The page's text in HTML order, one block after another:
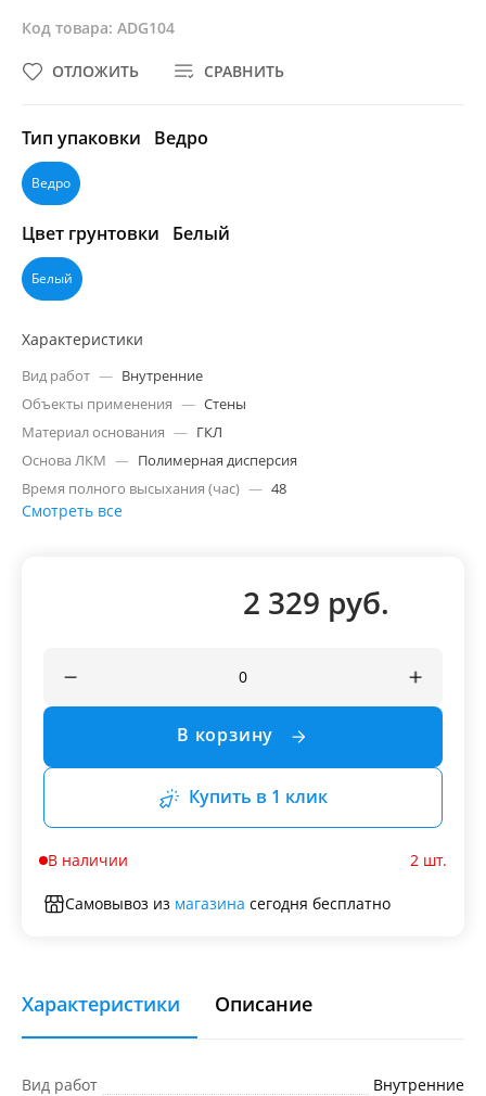
Код товара: ADG104
СРАВНИТЬ
ОТЛОЖИТЬ
Тип упаковки Ведро
Ведро
Цвет грунтовки Белый
Белый
Характеристики
Вид работ — Внутренние
Объекты применения — Стены
Материал основания — ГКЛ
Основа ЛКМ — Полимерная дисперсия
Время полного высыхания (час) — 48
Смотреть все
2 329 руб.
В корзину
Купить в 1 клик
В наличии 2 шт.
Самовывоз из магазина сегодня бесплатно
Характеристики Описание
Вид работ
Внутренние